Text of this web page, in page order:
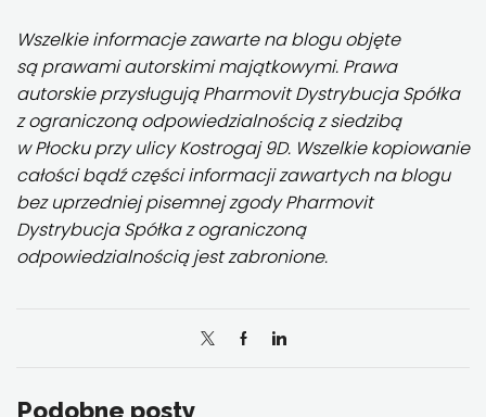
Wszelkie informacje zawarte na blogu objęte
są prawami autorskimi majątkowymi. Prawa
autorskie przysługują Pharmovit Dystrybucja Spółka
z ograniczoną odpowiedzialnością z siedzibą
wPłocku przy ulicy Kostrogaj 9D. Wszelkie kopiowanie
całości bądź części informacji zawartych na blogu
bez uprzedniej pisemnej zgody Pharmovit
Dystrybucja Spółka z ograniczoną
odpowiedzialnością jest zabronione.
Podobne posty